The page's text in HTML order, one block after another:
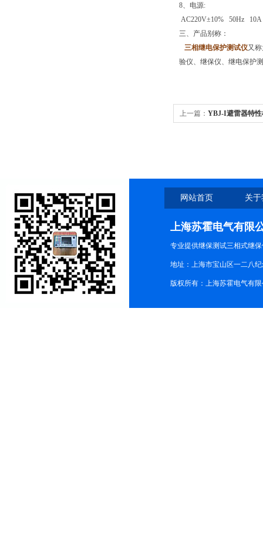
8、电源:
AC220V±10% 50Hz 10A
三、产品别称：
三相继电保护测试仪又
验仪、继保仪、继电保护
上一篇： YBJ-I避雷器特性
网站首页 关
上海苏霍电气有限
专业提供继保测试三相式继
地址：上海市宝山区一二八纪
版权所有：上海苏霍电气有